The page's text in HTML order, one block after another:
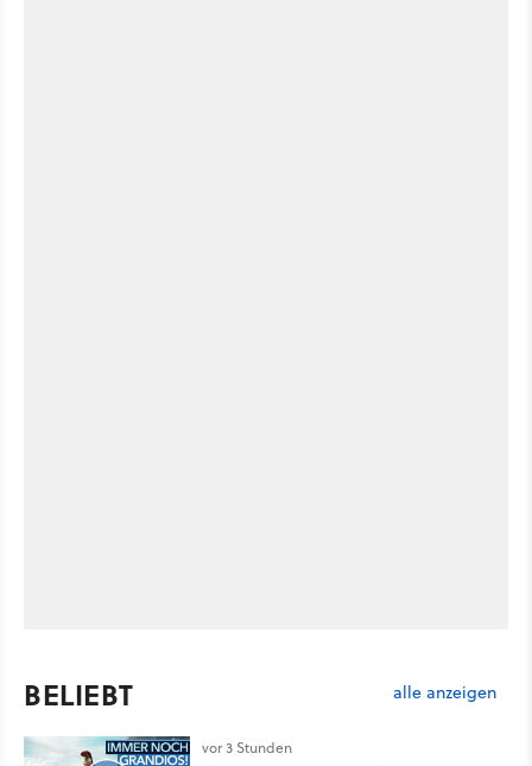
BELIEBT alle anzeigen
vor 3 Stunden